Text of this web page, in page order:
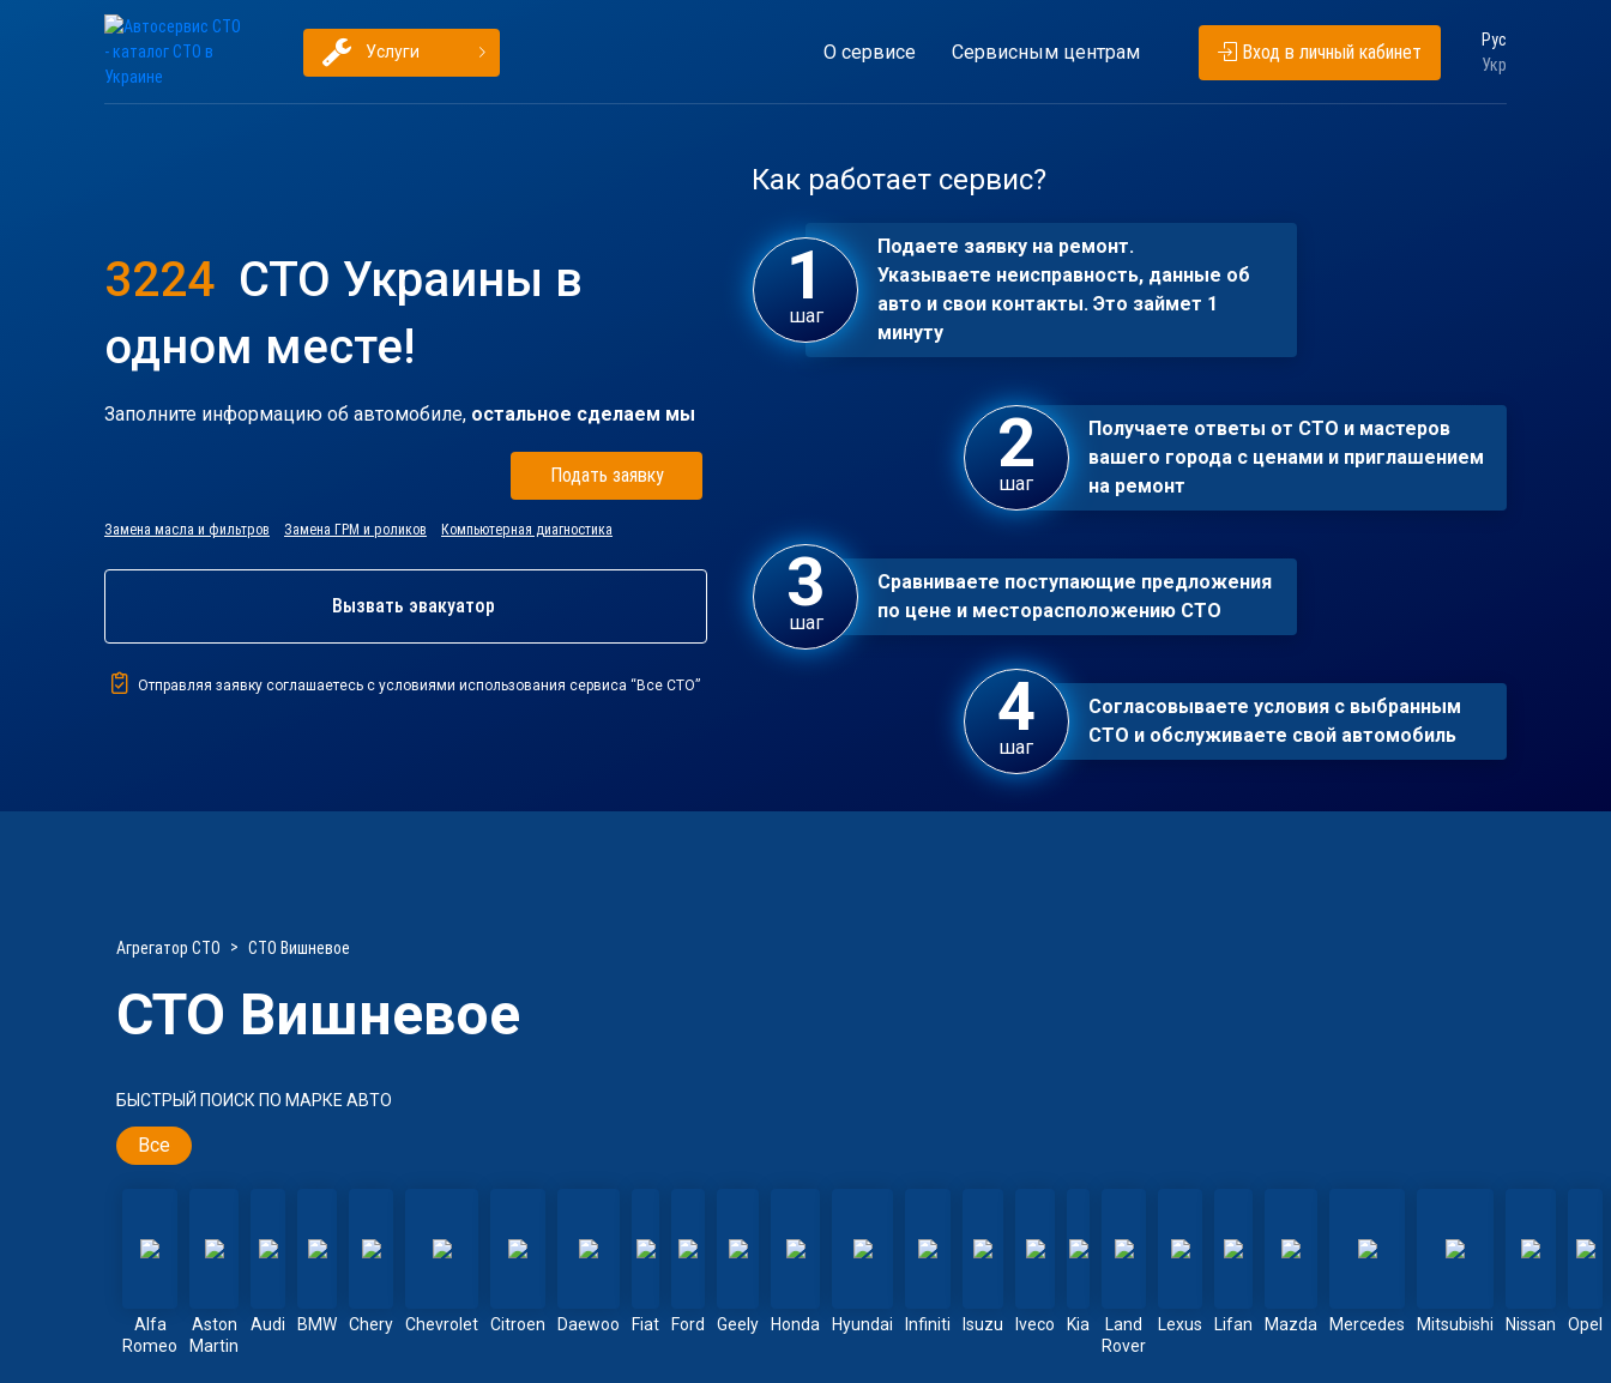
Услуги О сервисе Сервисным центрам Вход в личный кабинет
Рус
Укр
3224 СТО Украины в
одном месте!
Заполните информацию об автомобиле, остальное сделаем мы
Подать заявку
Замена масла и фильтров Замена ГРМ и роликов Компьютерная диагностика
Вызвать эвакуатор
Отправляя заявку соглашаетесь с условиями использования сервиса “Все СТО”
Как работает сервис?
шаг
Подаете заявку на ремонт.
Указываете неисправность, данные об
авто и свои контакты. Это займет 1
минуту
шаг
Получаете ответы от СТО и мастеров
вашего города с ценами и приглашением
на ремонт
шаг
Сравниваете поступающие предложения
по цене и месторасположению СТО
шаг
Согласовываете условия с выбранным
СТО и обслуживаете свой автомобиль
Агрегатор СТО СТО Вишневое
СТО Вишневое
БЫСТРЫЙ ПОИСК ПО МАРКЕ АВТО
Все
Alfa
Romeo
Aston
Martin
Audi BMW Chery Chevrolet Citroen Daewoo Fiat Ford Geely Honda Hyundai Infiniti Isuzu Iveco Kia
Land
Rover
Lexus Lifan Mazda Mercedes Mitsubishi Nissan Opel